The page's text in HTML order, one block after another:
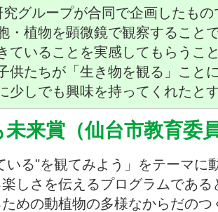
グループが合同で企画したも
・植物を顕微鏡で観察すること
ていることを実感してもらうこ
供たちが「生き物を観る」こと
少しでも興味を持ってくれたと
未来賞（仙台市教育委
いる"を観てみよう」をテーマに
しさを伝えるプログラムである
めの動植物の多様なからだのつ